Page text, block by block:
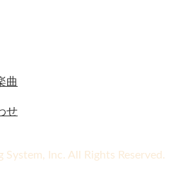
曲
せ
Inc. All Rights Reserved.